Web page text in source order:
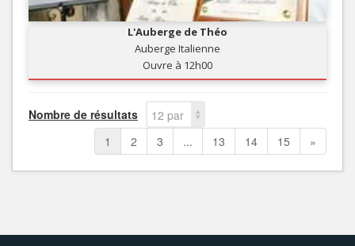
L'Auberge de Théo
Auberge Italienne
Ouvre à 12h00
Nombre de résultats
12 par
page
1 2 3 ... 13 14 15 »